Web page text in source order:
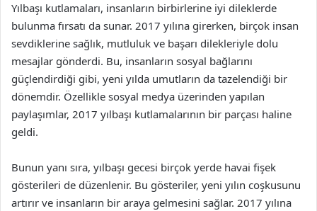
Yılbaşı kutlamaları, insanların birbirlerine iyi dileklerde
bulunma fırsatı da sunar. 2017 yılına girerken, birçok insan
sevdiklerine sağlık, mutluluk ve başarı dilekleriyle dolu
mesajlar gönderdi. Bu, insanların sosyal bağlarını
güçlendirdiği gibi, yeni yılda umutların da tazelendiği bir
dönemdir. Özellikle sosyal medya üzerinden yapılan
paylaşımlar, 2017 yılbaşı kutlamalarının bir parçası haline
geldi.
Bunun yanı sıra, yılbaşı gecesi birçok yerde havai fişek
gösterileri de düzenlenir. Bu gösteriler, yeni yılın coşkusunu
artırır ve insanların bir araya gelmesini sağlar. 2017 yılına